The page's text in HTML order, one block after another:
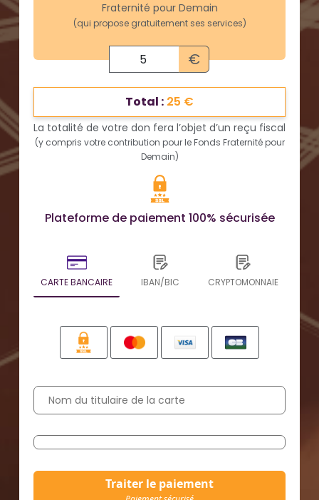
Fraternité pour Demain
(qui propose gratuitement ses services)
€
Total : 25 €
La totalité de votre don fera l’objet d’un reçu fiscal
(y compris votre contribution pour le Fonds Fraternité pour
Demain)
Plateforme de paiement 100% sécurisée
CARTE BANCAIRE IBAN/BIC CRYPTOMONNAIE
Traiter le paiement